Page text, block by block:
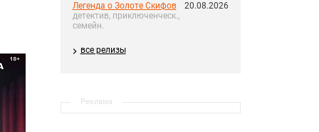
Легенда о Золоте Скифов
детектив, приключенческ.,
семейн.
20.08.2026
все релизы
Реклама